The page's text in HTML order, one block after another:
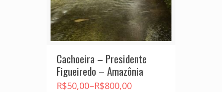
Cachoeira – Presidente
Figueiredo – Amazônia
R$50,00–R$800,00